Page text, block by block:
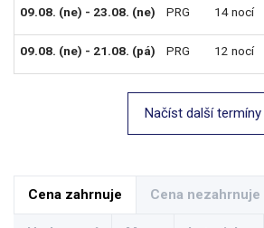
09.08. (ne) - 23.08. (ne) PRG 14 nocí
09.08. (ne) - 21.08. (pá) PRG 12 nocí
Načíst další termíny
Cena zahrnuje Cena nezahrnuje